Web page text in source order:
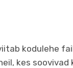
kodulehe
kes